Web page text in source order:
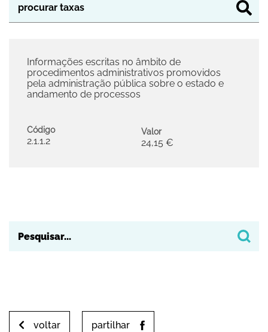
Código
2.1.1.2
Informações escritas no âmbito de
procedimentos administrativos promovidos
pela administração pública sobre o estado e
andamento de processos
Valor
24,15 €
voltar partilhar